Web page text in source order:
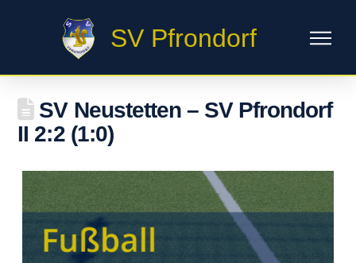
SV Pfrondorf
SV Neustetten – SV Pfrondorf
II 2:2 (1:0)